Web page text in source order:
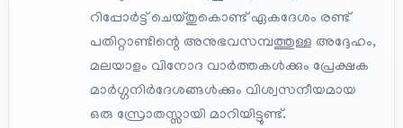
റിപ്പോർട്ട് ചെയ്തുകൊണ്ട് ഏകദേശം രണ്ട്
പതിറ്റാണ്ടിന്റെ അനുഭവസമ്പത്തുള്ള അദ്ദേഹം,
മലയാളം വിനോദ വാർത്തകൾക്കും പ്രേക്ഷക
മാർഗ്ഗനിർദേശങ്ങൾക്കും വിശ്വസനീയമായ
ഒരു സ്രോതസ്സായി മാറിയിട്ടുണ്ട്.